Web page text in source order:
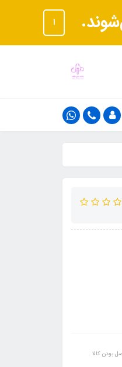
ا
بودن کالا